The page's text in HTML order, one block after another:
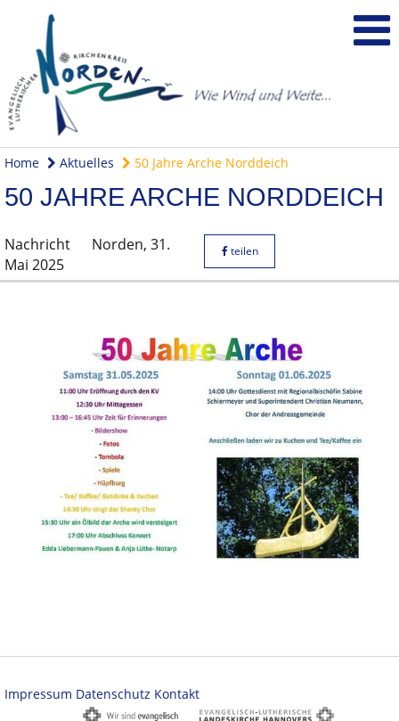
Home Aktuelles 50 Jahre Arche Norddeich
50 JAHRE ARCHE NORDDEICH
Nachricht Norden, 31.
Mai 2025
teilen
Impressum Datenschutz Kontakt